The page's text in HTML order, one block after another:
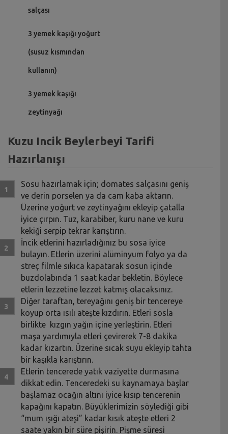
salçası
3 yemek kaşığı yoğurt
(susuz kısmından
kullanın)
3 yemek kaşığı
zeytinyağı
Kuzu Incik Beylerbeyi Tarifi
Hazırlanışı
Sosu hazırlamak için; domates salçasını geniş
ve derin porselen ya da cam kaba aktarın.
Üzerine yoğurt ve zeytinyağını ekleyip çatalla
iyice çırpın. Tuz, karabiber, kuru nane ve kuru
kekiği serpip tekrar karıştırın.
İncik etlerini hazırladığınız bu sosa iyice
bulayın. Etlerin üzerini alüminyum folyo ya da
streç filmle sıkıca kapatarak sosun içinde
buzdolabında 1 saat kadar bekletin. Böylece
etlerin lezzetine lezzet katmış olacaksınız.
Diğer taraftan, tereyağını geniş bir tencereye
koyup orta ısılı ateşte kızdırın. Etleri sosla
birlikte kızgın yağın içine yerleştirin. Etleri
maşa yardımıyla etleri çevirerek 7-8 dakika
kadar kızartın. Üzerine sıcak suyu ekleyip tahta
bir kaşıkla karıştırın.
Etlerin tencerede yatık vaziyette durmasına
dikkat edin. Tenceredeki su kaynamaya başlar
başlamaz ocağın altını iyice kısıp tencerenin
kapağını kapatın. Büyüklerimizin söylediği gibi
“mum ışığı ateşi” kadar kısık ateşte etleri 2
saate yakın bir süre pişirin. Pişme süresi